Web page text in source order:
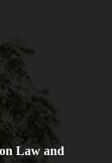
Law and